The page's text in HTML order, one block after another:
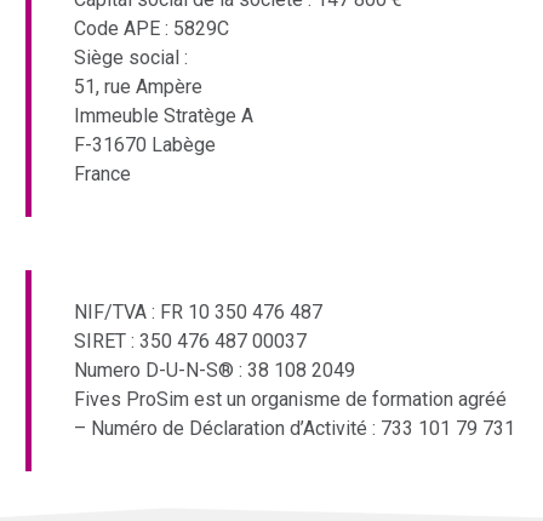
Code APE : 5829C
Siège social :
51, rue Ampère
Immeuble Stratège A
F-31670 Labège
France
NIF/TVA : FR 10 350 476 487
SIRET : 350 476 487 00037
Numero D-U-N-S® : 38 108 2049
Fives ProSim est un organisme de formation agréé
– Numéro de Déclaration d’Activité : 733 101 79 731